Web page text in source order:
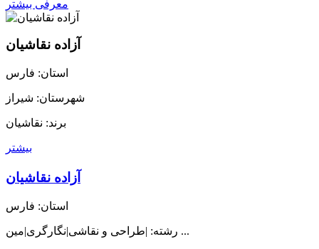
معرفی بیشتر
آزاده نقاشيان
استان: فارس
شهرستان: شيراز
برند: نقاشيان
بیشتر
آزاده نقاشيان
استان: فارس
رشته: |طراحی و نقاشی|نگارگری|مین ...